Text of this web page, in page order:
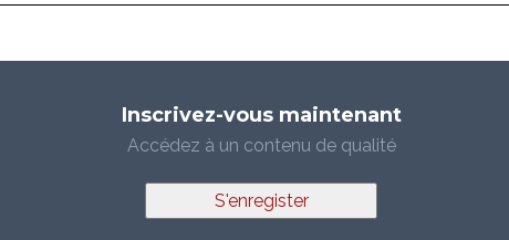
Inscrivez-vous maintenant
Accédez à un contenu de qualité
S'enregister